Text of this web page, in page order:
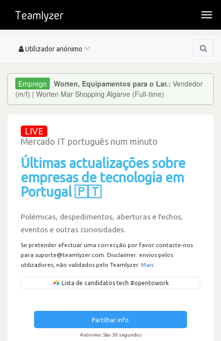
Toggle
Utilizador anónimo
Worten, Equipamentos para o Lar.: Vendedor
(m/f) | Worten Mar Shopping Algarve (Full-time)
LIVE
Mercado IT português num minuto
Últimas actualizações sobre
empresas de tecnologia em
Portugal 🇵🇹
Polémicas, despedimentos, aberturas e fechos,
eventos e outras curiosidades.
Se pretender efectuar uma correcção por favor contacte-nos
para suporte@teamlyzer.com. Disclaimer: envios pelos
utilizadores, não validados pelo Teamlyzer. Mais
Lista de candidatos tech #opentowork
Partilhar info
Anónimo. São 30 segundos